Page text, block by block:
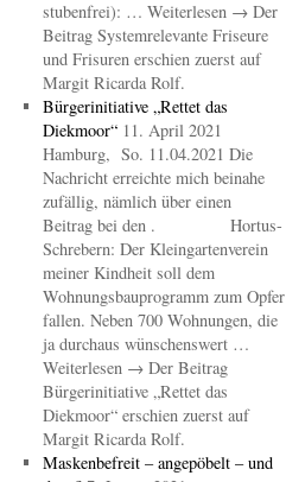
stubenfrei): … Weiterlesen → Der
Beitrag Systemrelevante Friseure
und Frisuren erschien zuerst auf
Margit Ricarda Rolf.
Bürgerinitiative „Rettet das
Diekmoor“ 11. April 2021
Hamburg, So. 11.04.2021 Die
Nachricht erreichte mich beinahe
zufällig, nämlich über einen
Beitrag bei den . Hortus-
Schrebern: Der Kleingartenverein
meiner Kindheit soll dem
Wohnungsbauprogramm zum Opfer
fallen. Neben 700 Wohnungen, die
ja durchaus wünschenswert …
Weiterlesen → Der Beitrag
Bürgerinitiative „Rettet das
Diekmoor“ erschien zuerst auf
Margit Ricarda Rolf.
Maskenbefreit – angepöbelt – und